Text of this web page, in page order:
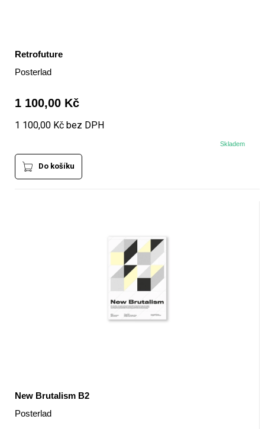
Retrofuture
Posterlad
1 100,00 Kč
1 100,00 Kč bez DPH
Skladem
Do košíku
New Brutalism B2
Posterlad